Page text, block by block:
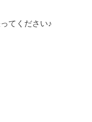
てください♪